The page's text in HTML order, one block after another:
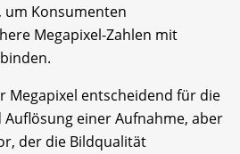
Konsumenten
Megapixel-Zahlen mit
Megapixel entscheidend für die
einer Aufnahme, aber
der die Bildqualität